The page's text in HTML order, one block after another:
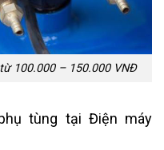
100.000 – 150.000 VNĐ
tùng tại Điện máy